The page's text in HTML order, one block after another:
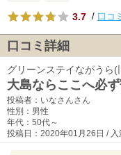
3.7 / 口コ
口コミ詳細
グリーンステイながうら
大島ならここへ必
投稿者：いなさんさん
性別：男性
年代：50代～
投稿日：2020年01月26日 /